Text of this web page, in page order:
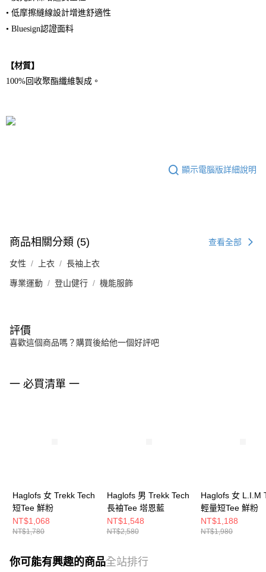
• 低摩擦縫線設計增進舒適性
• Bluesign認證面料
【材質】
100%回收聚酯纖維製成。
顯示電腦版詳細說明
商品相關分類 (5) 查看全部
女性 上衣 長袖上衣
專業運動 登山健行 機能服飾
評價
喜歡這個商品嗎？購買後給他一個好評吧
一 必買清單 一
Haglofs 女 Trekk Tech
短Tee 鮮粉
NT$1,068
NT$1,780
Haglofs 男 Trekk Tech
長袖Tee 塔恩藍
NT$1,548
NT$2,580
Haglofs 女 L.I.M
輕量短Tee 鮮粉
NT$1,188
NT$1,980
你可能有興趣的商品全站排行